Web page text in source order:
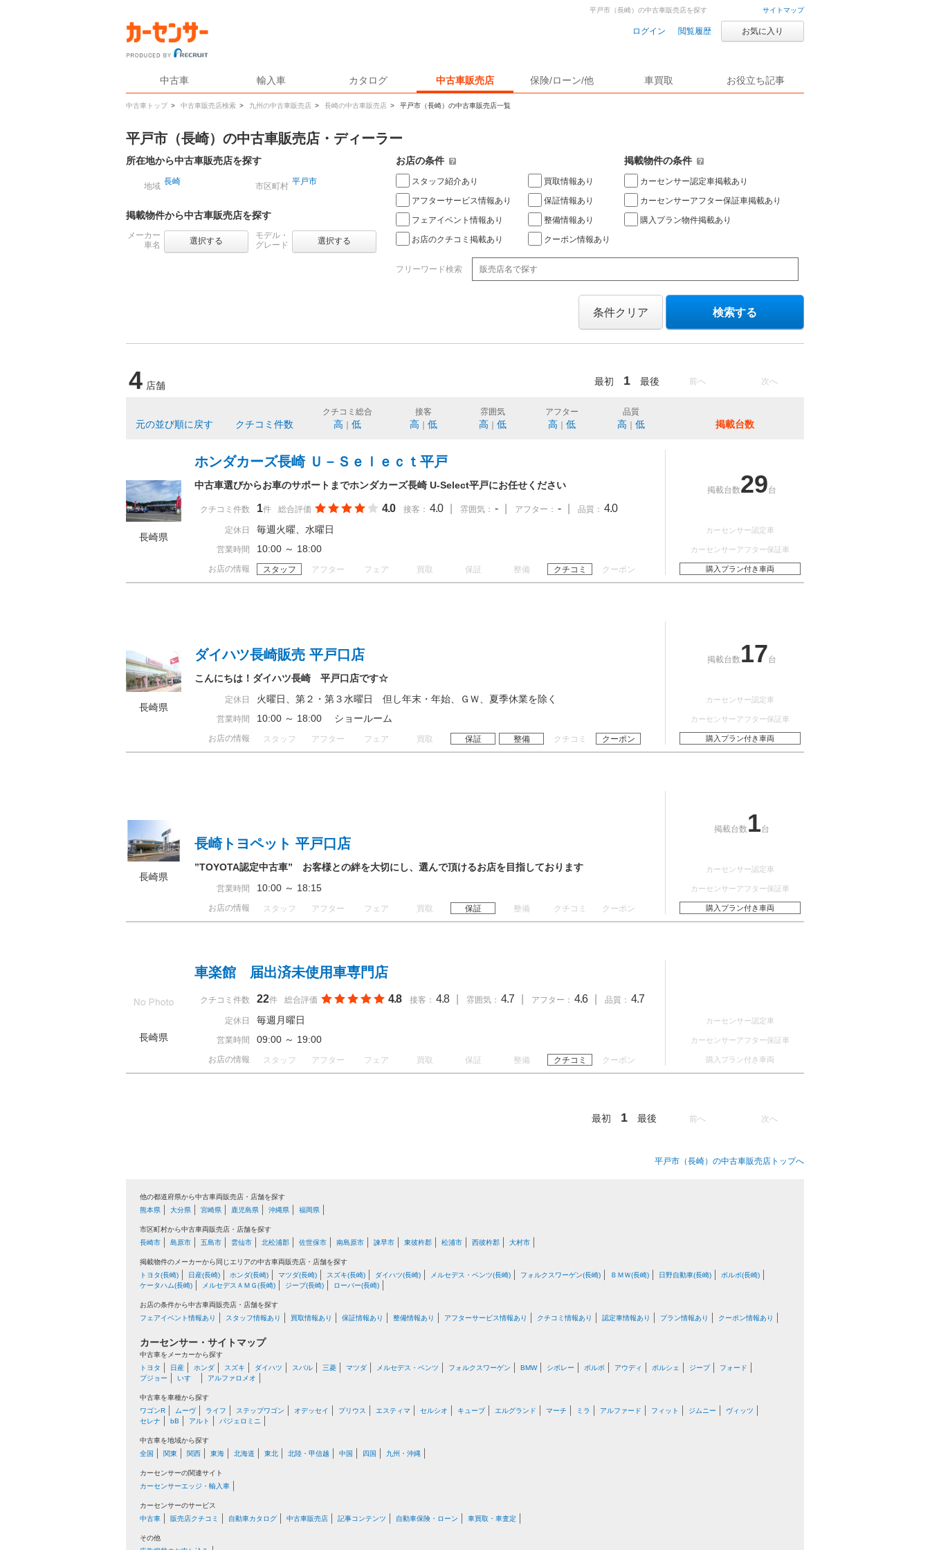
サイトマップ
ログイン 閲覧履歴 お気に入り
中古車 輸入車 カタログ 中古車販売店 保険/ローン/他 車買取 お役立ち記事
中古車トップ > 中古車販売店検索 > 九州の中古車販売店 > 長崎の中古車販売店 > 平戸市（長崎）の中古車販売店一覧
平戸市（長崎）の中古車販売店を探す
平戸市（長崎）の中古車販売店・ディーラー
所在地から中古車販売店を探す
地域 長崎 市区町村 平戸市
掲載物件から中古車販売店を探す
メーカー
車名
選択する
モデル・
グレード
選択する
お店の条件
スタッフ紹介あり
アフターサービス情報あり
フェアイベント情報あり
お店のクチコミ掲載あり
買取情報あり
保証情報あり
整備情報あり
クーポン情報あり
掲載物件の条件
カーセンサー認定車掲載あり
カーセンサーアフター保証車掲載あり
購入プラン物件掲載あり
フリーワード検索
条件クリア 検索する
4 店舗 前へ 次へ
最初 1 最後
元の並び順に戻す クチコミ件数
クチコミ総合
高 低
接客
高 低
雰囲気
高 低
アフター
高 低
品質
高 低 掲載台数
長崎県
ホンダカーズ長崎 Ｕ－Ｓｅｌｅｃｔ平戸
中古車選びからお車のサポートまでホンダカーズ長崎 U-Select平戸にお任せください
クチコミ件数 1件 総合評価 4.0 接客： 4.0 雰囲気： - アフター： - 品質： 4.0
定休日 毎週火曜、水曜日
営業時間 10:00 ～ 18:00
お店の情報 スタッフ アフター フェア 買取 保証 整備 クチコミ クーポン
掲載台数29台
カーセンサー認定車
カーセンサーアフター保証車
購入プラン付き車両
長崎県
ダイハツ長崎販売 平戸口店
こんにちは！ダイハツ長崎 平戸口店です☆
定休日 火曜日、第２・第３水曜日 但し年末・年始、ＧＷ、夏季休業を除く
営業時間 10:00 ～ 18:00 ショールーム
お店の情報 スタッフ アフター フェア 買取 保証 整備 クチコミ クーポン
掲載台数 17台
カーセンサー認定車
カーセンサーアフター保証車
購入プラン付き車両
長崎県
長崎トヨペット 平戸口店
”TOYOTA認定中古車” お客様との絆を大切にし、選んで頂けるお店を目指しております
営業時間 10:00 ～ 18:15
お店の情報 スタッフ アフター フェア 買取 保証 整備 クチコミ クーポン
掲載台数 1台
カーセンサー認定車
カーセンサーアフター保証車
購入プラン付き車両
長崎県
車楽館 届出済未使用車専門店
クチコミ件数 22件 総合評価 4.8 接客： 4.8 雰囲気： 4.7 アフター： 4.6 品質： 4.7
定休日 毎週月曜日
営業時間 09:00 ～ 19:00
お店の情報 スタッフ アフター フェア 買取 保証 整備 クチコミ クーポン
カーセンサー認定車
カーセンサーアフター保証車
購入プラン付き車両
最初 1 最後 前へ 次へ
平戸市（長崎）の中古車販売店トップへ
他の都道府県から中古車両販売店・店舗を探す
熊本県
大分県 宮崎県 鹿児島県 沖縄県 福岡県
市区町村から中古車両販売店・店舗を探す
長崎市
島原市 五島市 雲仙市 北松浦郡 佐世保市 南島原市 諫早市 東彼杵郡 松浦市 西彼杵郡 大村市
掲載物件のメーカーから同じエリアの中古車両販売店・店舗を探す
トヨタ(長崎)
日産(長崎) ホンダ(長崎) マツダ(長崎) スズキ(長崎) ダイハツ(長崎) メルセデス・ベンツ(長崎) フォルクスワーゲン(長崎) ＢＭＷ(長崎) 日野自動車(長崎)
ボルボ(長崎)
ケータハム(長崎)
メルセデスＡＭＧ(長崎) ジープ(長崎) ローバー(長崎)
お店の条件から中古車両販売店・店舗を探す
フェアイベント情報あり
スタッフ情報あり 買取情報あり 保証情報あり 整備情報あり アフターサービス情報あり クチコミ情報あり 認定車情報あり プラン情報あり クーポン情報あり
カーセンサー・サイトマップ
中古車をメーカーから探す
トヨタ
日産 ホンダ スズキ ダイハツ スバル 三菱 マツダ メルセデス・ベンツ フォルクスワーゲン BMW シボレー ボルボ アウディ ポルシェ ジープ
フォード
プジョー
いすゞ アルファロメオ
中古車を車種から探す
ワゴンR
ムーヴ ライフ ステップワゴン オデッセイ プリウス エスティマ セルシオ キューブ エルグランド マーチ ミラ アルファード フィット ジムニー
ヴィッツ
セレナ
bB アルト パジェロミニ
中古車を地域から探す
全国
関東 関西 東海 北海道 東北 北陸・甲信越 中国 四国 九州・沖縄
カーセンサーの関連サイト
カーセンサーエッジ・輸入車
カーセンサーのサービス
中古車
販売店クチコミ 自動車カタログ 中古車販売店 記事コンテンツ 自動車保険・ローン 車買取・車査定
その他